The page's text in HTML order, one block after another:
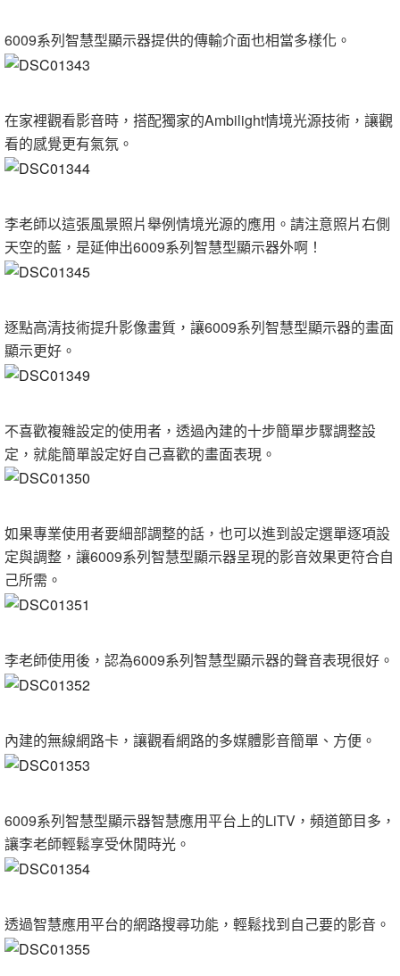
6009系列智慧型顯示器提供的傳輸介面也相當多樣化。
在家裡觀看影音時，搭配獨家的Ambilight情境光源技術，讓觀
看的感覺更有氣氛。
李老師以這張風景照片舉例情境光源的應用。請注意照片右側
天空的藍，是延伸出6009系列智慧型顯示器外啊！
逐點高清技術提升影像畫質，讓6009系列智慧型顯示器的畫面
顯示更好。
不喜歡複雜設定的使用者，透過內建的十步簡單步驟調整設
定，就能簡單設定好自己喜歡的畫面表現。
如果專業使用者要細部調整的話，也可以進到設定選單逐項設
定與調整，讓6009系列智慧型顯示器呈現的影音效果更符合自
己所需。
李老師使用後，認為6009系列智慧型顯示器的聲音表現很好。
內建的無線網路卡，讓觀看網路的多媒體影音簡單、方便。
6009系列智慧型顯示器智慧應用平台上的LiTV，頻道節目多，
讓李老師輕鬆享受休閒時光。
透過智慧應用平台的網路搜尋功能，輕鬆找到自己要的影音。